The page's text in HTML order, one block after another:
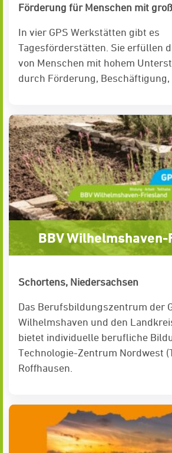
Förderung für Menschen mit
In vier GPS Werkstätten gibt es
Tagesförderstätten. Sie erfüllen
von Menschen mit hohem
durch Förderung, Beschäftigung,
BBV
Schortens, Niedersachsen
Das Berufsbildungszentrum der
Wilhelmshaven und den
bietet individuelle berufliche
Technologie-Zentrum Nordwest
Roffhausen.